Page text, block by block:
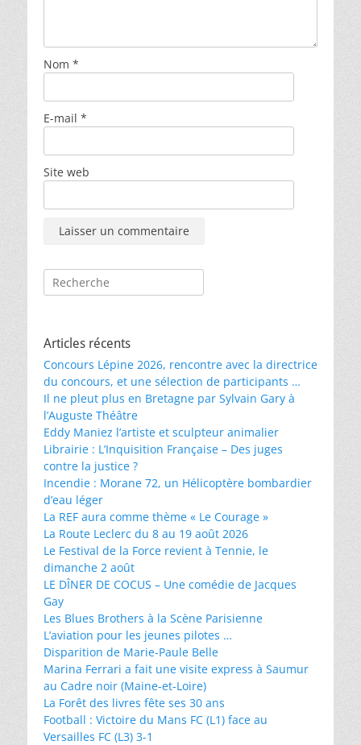
Nom *
E-mail *
Site web
Rechercher :
Articles récents
Concours Lépine 2026, rencontre avec la directrice
du concours, et une sélection de participants …
Il ne pleut plus en Bretagne par Sylvain Gary à
l’Auguste Théâtre
Eddy Maniez l’artiste et sculpteur animalier
Librairie : L’Inquisition Française – Des juges
contre la justice ?
Incendie : Morane 72, un Hélicoptère bombardier
d’eau léger
La REF aura comme thème « Le Courage »
La Route Leclerc du 8 au 19 août 2026
Le Festival de la Force revient à Tennie, le
dimanche 2 août
LE DÎNER DE COCUS – Une comédie de Jacques
Gay
Les Blues Brothers à la Scène Parisienne
L’aviation pour les jeunes pilotes …
Disparition de Marie-Paule Belle
Marina Ferrari a fait une visite express à Saumur
au Cadre noir (Maine-et-Loire)
La Forêt des livres fête ses 30 ans
Football : Victoire du Mans FC (L1) face au
Versailles FC (L3) 3-1